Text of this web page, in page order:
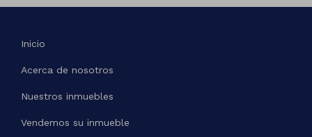
Inicio
Acerca de nosotros
Nuestros inmuebles
Vendemos su inmueble